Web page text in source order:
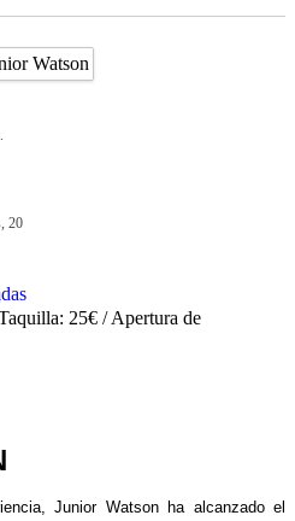
20
25€ / Apertura de
Junior Watson ha alcanzado el